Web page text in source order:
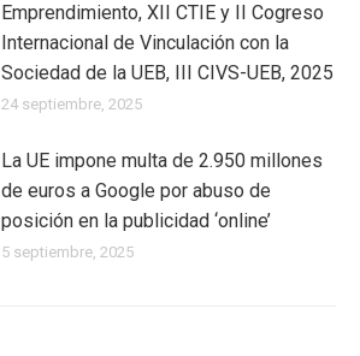
Emprendimiento, XII CTIE y II Cogreso
Internacional de Vinculación con la
Sociedad de la UEB, III CIVS-UEB, 2025
24 septiembre, 2025
La UE impone multa de 2.950 millones
de euros a Google por abuso de
posición en la publicidad ‘online’
5 septiembre, 2025